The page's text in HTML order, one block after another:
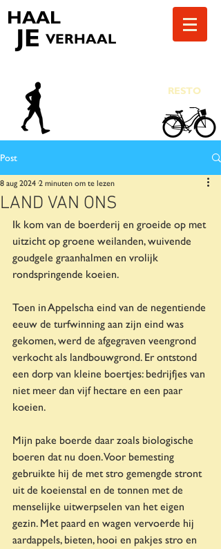
HAAL
JE VERHAAL
RESTO
Post
LAND VAN ONS
8 aug 2024 2 minuten om te lezen
Ik kom van de boerderij en groeide op met
uitzicht op groene weilanden, wuivende
goudgele graanhalmen en vrolijk
rondspringende koeien.
Toen in Appelscha eind van de negentiende
eeuw de turfwinning aan zijn eind was
gekomen, werd de afgegraven veengrond
verkocht als landbouwgrond. Er ontstond
een dorp van kleine boertjes: bedrijfjes van
niet meer dan vijf hectare en een paar
koeien.
Mijn pake boerde daar zoals biologische
boeren dat nu doen. Voor bemesting
gebruikte hij de met stro gemengde stront
uit de koeienstal en de tonnen met de
menselijke uitwerpselen van het eigen
gezin. Met paard en wagen vervoerde hij
aardappels, bieten, hooi en pakjes stro en